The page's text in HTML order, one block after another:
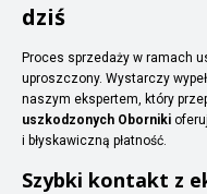
dziś
Proces sprzedaży w ramach
uproszczony. Wystarczy
naszym ekspertem, który
uszkodzonych Oborniki
i błyskawiczną płatność.
Szybki kontakt z